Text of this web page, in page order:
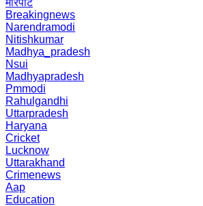
मारपीट
Breakingnews
Narendramodi
Nitishkumar
Madhya_pradesh
Nsui
Madhyapradesh
Pmmodi
Rahulgandhi
Uttarpradesh
Haryana
Cricket
Lucknow
Uttarakhand
Crimenews
Aap
Education